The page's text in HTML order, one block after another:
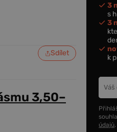
Sdílet
3,50–
3
s
3
k
údajů.